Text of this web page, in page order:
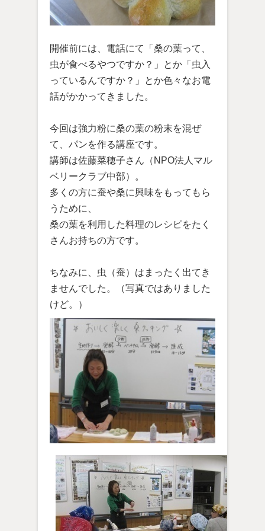
開催前には、電話にて「桑の葉って、
虫が食べるやつですか？」とか「虫入
っているんですか？」とか色々なお電
話がかかってきました。
今回は強力粉に桑の葉の粉末を混ぜ
て、パンを作る講座です。
講師は佐藤菜穂子さん（NPO法人マル
ベリークラブ中部）。
多くの方に蚕や桑に興味をもってもら
うために、
桑の葉を利用した料理のレシピをたく
さんお持ちの方です。
ちなみに、虫（蚕）はまったく出てき
ませんでした。（写真ではありました
けど。）